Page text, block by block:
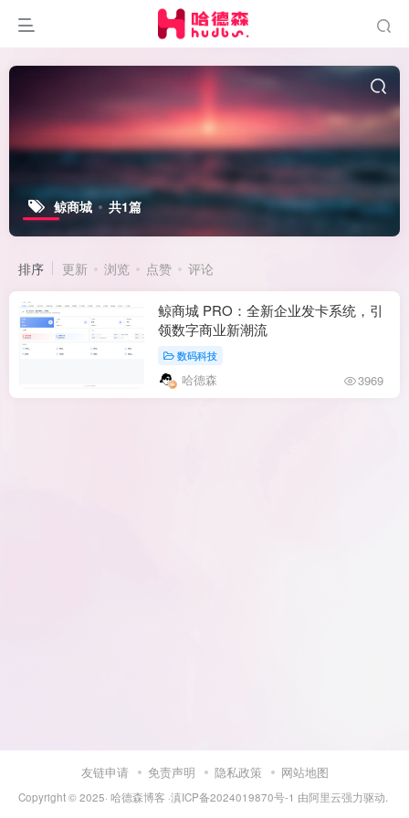
鲸商城 共1篇
排序 更新 浏览 点赞 评论
鲸商城 PRO：全新企业发卡系统，引
领数字商业新潮流
数码科技
哈德森 3969
友链申请 免责声明 隐私政策 网站地图
Copyright © 2025· 哈德森博客 ·滇ICP备2024019870号-1 由阿里云强力驱动.